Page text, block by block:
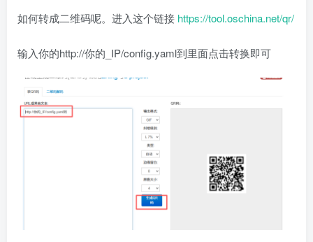
如何转成二维码呢。进入这个链接 https://tool.oschina.net/qr/
输入你的http://你的_IP/config.yaml到里面点击转换即可